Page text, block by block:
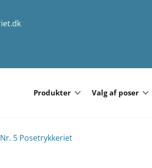
Produkter Valg af poser